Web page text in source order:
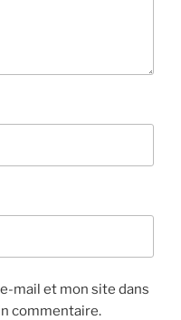
mail et mon site dans
commentaire.